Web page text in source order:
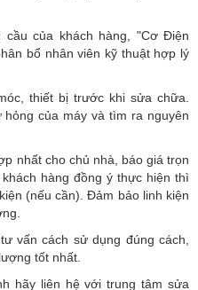
của khách hàng, "Cơ Điện
bổ nhân viên kỹ thuật hợp lý
thiết bị trước khi sửa chữa.
của máy và tìm ra nguyên
nhất cho chủ nhà, báo giá trọn
khách hàng đồng ý thực hiện thì
(nếu cần). Đảm bảo linh kiện
vấn cách sử dụng đúng cách,
tốt nhất.
hãy liên hệ với trung tâm sửa